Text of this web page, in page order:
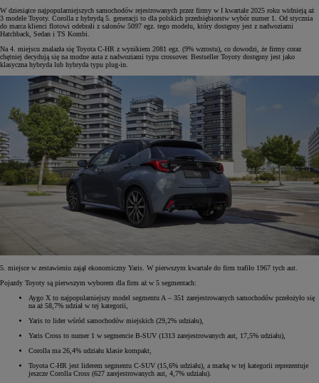
W dziesiątce najpopularniejszych samochodów rejestrowanych przez firmy w I kwartale 2025 roku widnieją aż
3 modele Toyoty. Corolla z hybrydą 5. generacji to dla polskich przedsiębiorstw wybór numer 1. Od stycznia
do marca klienci flotowi odebrali z salonów 5097 egz. tego modelu, który dostępny jest z nadwoziami
Hatchback, Sedan i TS Kombi.
Na 4. miejscu znalazła się Toyota C-HR z wynikiem 2081 egz. (9% wzrostu), co dowodzi, że firmy coraz
chętniej decydują się na modne auta z nadwoziami typu crossover. Bestseller Toyoty dostępny jest jako
klasyczna hybryda lub hybryda typu plug-in.
5. miejsce w zestawieniu zajął ekonomiczny Yaris. W pierwszym kwartale do firm trafiło 1967 tych aut.
Pojazdy Toyoty są pierwszym wyborem dla firm aż w 5 segmentach:
Aygo X to najpopularniejszy model segmentu A – 351 zarejestrowanych samochodów przełożyło się
na aż 58,7% udział w tej kategorii,
Yaris to lider wśród samochodów miejskich (29,2% udziału),
Yaris Cross to numer 1 w segmencie B-SUV (1313 zarejestrowanych aut, 17,5% udziału),
Corolla ma 26,4% udziału klasie kompakt,
Toyota C-HR jest liderem segmentu C-SUV (15,6% udziału), a markę w tej kategorii reprezentuje
jeszcze Corolla Cross (627 zarejestrowanych aut, 4,7% udziału).